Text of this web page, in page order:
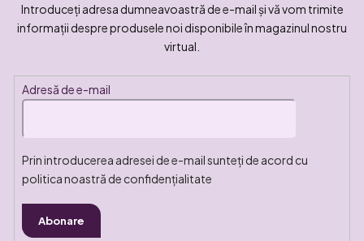
Introduceţi adresa dumneavoastră de e-mail şi vă vom trimite
informaţii despre produsele noi disponibile în magazinul nostru
virtual.
Adresă de e-mail
Prin introducerea adresei de e-mail sunteți de acord cu
politica noastră de confidențialitate
Abonare